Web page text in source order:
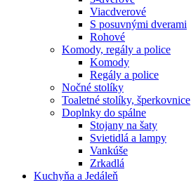
Viacdverové
S posuvnými dverami
Rohové
Komody, regály a police
Komody
Regály a police
Nočné stolíky
Toaletné stolíky, šperkovnice
Doplnky do spálne
Stojany na šaty
Svietidlá a lampy
Vankúše
Zrkadlá
Kuchyňa a Jedáleň